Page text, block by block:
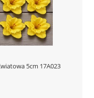
5cm 17A023